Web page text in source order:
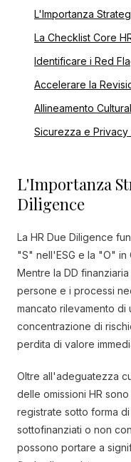
L'Importanza
La Checklist Core
Identificare i Red
Accelerare la
Allineamento
Sicurezza e Privacy
L'Importanza
Diligence
La HR Due Diligence
"S" nell'ESG e la "O" in
Mentre la DD
persone e i processi
mancato rilevamento di
concentrazione di
perdita di valore
Oltre all'adeguatezza
delle omissioni HR
registrate sotto forma
sottofinanziati o non
possono portare a